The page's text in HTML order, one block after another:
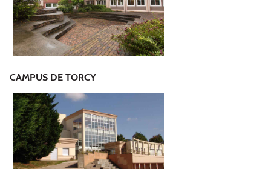
CAMPUS DE TORCY